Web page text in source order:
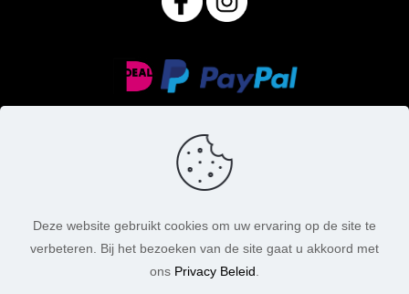
© MasoniteArt. Alle rechten voorbehouden. 2026 |
Webdesign:Chuck's Webdesign
Deze website gebruikt cookies om uw ervaring op de site te
verbeteren. Bij het bezoeken van de site gaat u akkoord met
ons Privacy Beleid